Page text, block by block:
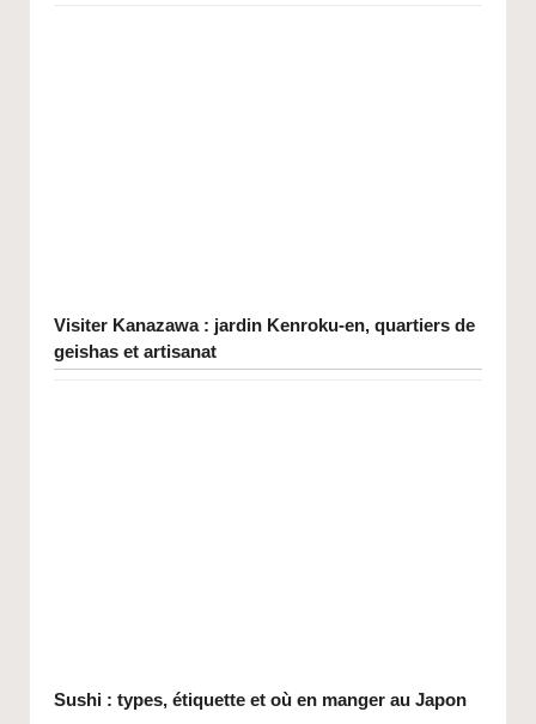
Visiter Kanazawa : jardin Kenroku-en, quartiers de
geishas et artisanat
Sushi : types, étiquette et où en manger au Japon